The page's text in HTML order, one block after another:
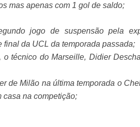
mas apenas com 1 gol de saldo;
jogo de suspensão pela
final da UCL da temporada passada;
o técnico do Marseille, Didier
de Milão na última temporada o
casa na competição;